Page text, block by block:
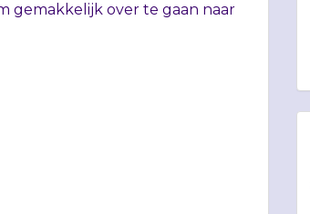
gemakkelijk over te gaan naar